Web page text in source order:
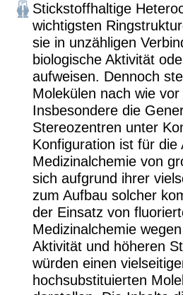
Stickstoffhaltige
wichtigsten
sie in unzähligen
biologische Aktivität
aufweisen. Dennoch
Molekülen nach wie
Insbesondere die
Stereozentren unter
Konfiguration ist für
Medizinalchemie von
sich aufgrund ihrer
zum Aufbau solcher
der Einsatz von
Medizinalchemie
Aktivität und höheren
würden einen
hochsubstituierten